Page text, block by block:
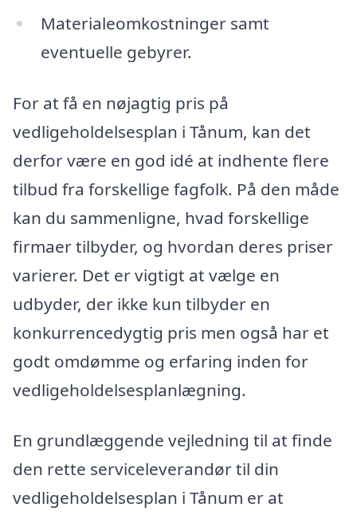
Materialeomkostninger samt
eventuelle gebyrer.
For at få en nøjagtig pris på
vedligeholdelsesplan i Tånum, kan det
derfor være en god idé at indhente flere
tilbud fra forskellige fagfolk. På den måde
kan du sammenligne, hvad forskellige
firmaer tilbyder, og hvordan deres priser
varierer. Det er vigtigt at vælge en
udbyder, der ikke kun tilbyder en
konkurrencedygtig pris men også har et
godt omdømme og erfaring inden for
vedligeholdelsesplanlægning.
En grundlæggende vejledning til at finde
den rette serviceleverandør til din
vedligeholdelsesplan i Tånum er at